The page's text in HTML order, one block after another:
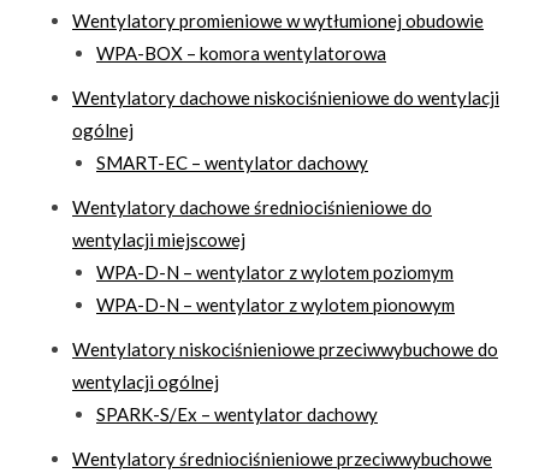
Wentylatory promieniowe w wytłumionej obudowie
WPA-BOX – komora wentylatorowa
Wentylatory dachowe niskociśnieniowe do wentylacji
ogólnej
SMART-EC – wentylator dachowy
Wentylatory dachowe średniociśnieniowe do
wentylacji miejscowej
WPA-D-N – wentylator z wylotem poziomym
WPA-D-N – wentylator z wylotem pionowym
Wentylatory niskociśnieniowe przeciwwybuchowe do
wentylacji ogólnej
SPARK-S/Ex – wentylator dachowy
Wentylatory średniociśnieniowe przeciwwybuchowe